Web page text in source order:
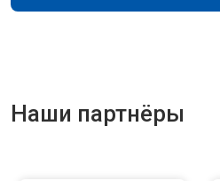
Наши партнёры